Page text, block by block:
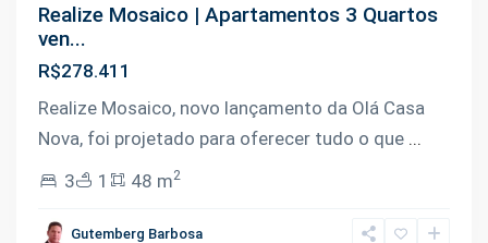
Realize Mosaico | Apartamentos 3 Quartos
ven...
R$278.411
Realize Mosaico, novo lançamento da Olá Casa
Nova, foi projetado para oferecer tudo o que ...
3
1 48 m2
Gutemberg Barbosa
Paz